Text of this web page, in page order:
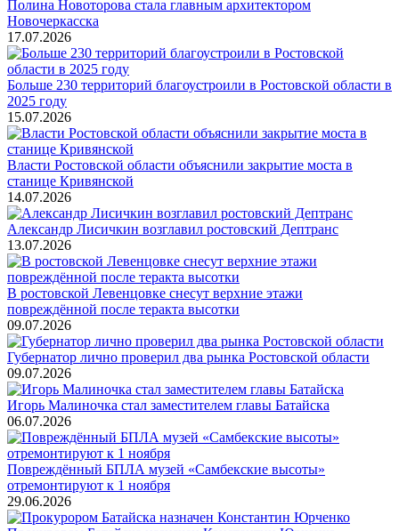
Полина Новоторова стала главным архитектором
Новочеркасска
17.07.2026
Больше 230 территорий благоустроили в Ростовской области в
2025 году
15.07.2026
Власти Ростовской области объяснили закрытие моста в
станице Кривянской
14.07.2026
Александр Лисичкин возглавил ростовский Дептранс
13.07.2026
В ростовской Левенцовке снесут верхние этажи
повреждённой после теракта высотки
09.07.2026
Губернатор лично проверил два рынка Ростовской области
09.07.2026
Игорь Малиночка стал заместителем главы Батайска
06.07.2026
Повреждённый БПЛА музей «Самбекские высоты»
отремонтируют к 1 ноября
29.06.2026